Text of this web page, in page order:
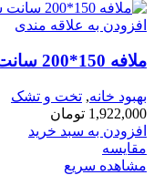
افزودن به علاقه مندی
ملافه 150*200 سانت سفید ایكیا مدل SILVERTOPP
بهبود خانه, تخت و تشک
1,922,000 تومان
افزودن به سبد خرید
مقایسه
مشاهده سریع